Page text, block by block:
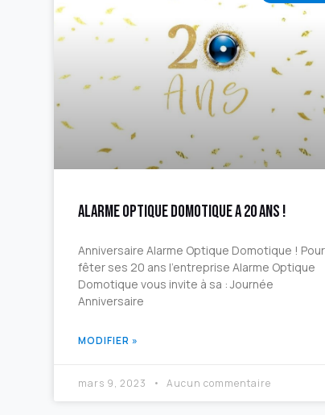
Alarme Optique Domotique a 20 ans !
Anniversaire Alarme Optique Domotique ! Pour
fêter ses 20 ans l’entreprise Alarme Optique
Domotique vous invite à sa : Journée
Anniversaire
MODIFIER »
mars 9, 2023 Aucun commentaire